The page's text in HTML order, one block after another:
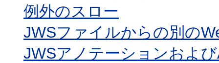
例外のスロー
JWSファイルからの別の
JWSアノテーションおよ